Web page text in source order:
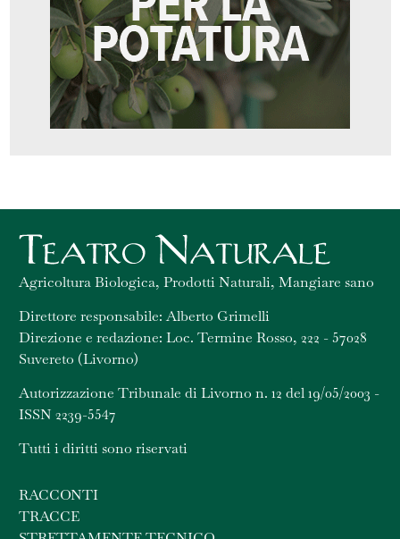
Agricoltura Biologica, Prodotti Naturali, Mangiare sano
Direttore responsabile: Alberto Grimelli
Direzione e redazione: Loc. Termine Rosso, 222 - 57028
Suvereto (Livorno)
Autorizzazione Tribunale di Livorno n. 12 del 19/05/2003 -
ISSN 2239-5547
Tutti i diritti sono riservati
RACCONTI
TRACCE